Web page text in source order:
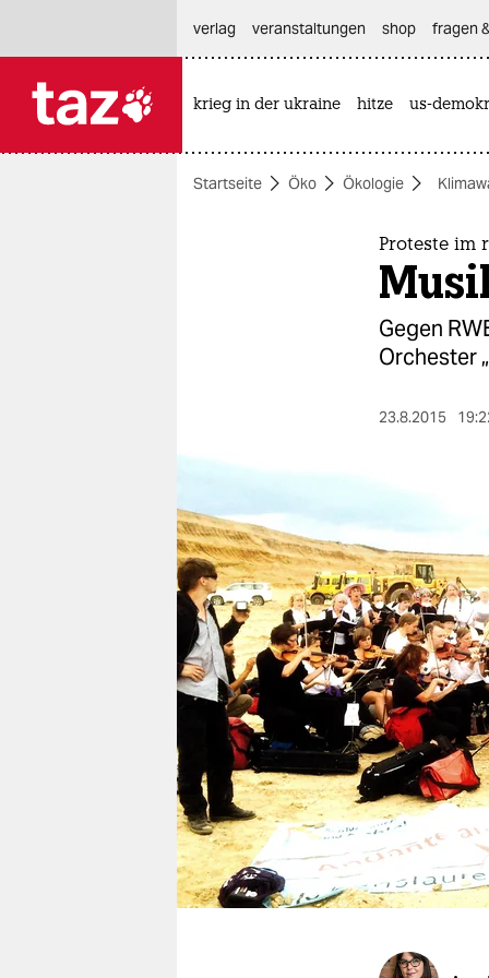
themen
nord
wahrheit
verlag
verlag
veranstaltungen
shop
fragen & hilfe
unterstützen
abo
verlag
veranstaltungen shop fragen
krieg in der ukraine hitze us-
Startseite Öko Ökologie
Proteste im
Gegen
Orchester
23.8.2015